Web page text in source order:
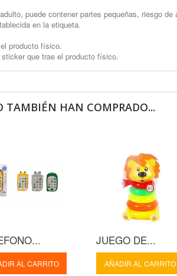
puede contener partes pequeñas, riesgo
en la etiqueta.
producto físico.
que trae el producto físico.
TAMBIÉN HAN COMPRADO...
AL CARRITO
JUEGO DE...
AÑADIR AL CARRITO